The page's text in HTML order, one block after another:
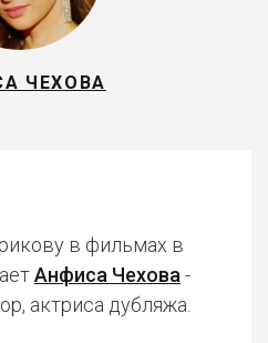
ЧЕХОВА
в фильмах в
Анфиса Чехова -
актриса дубляжа.